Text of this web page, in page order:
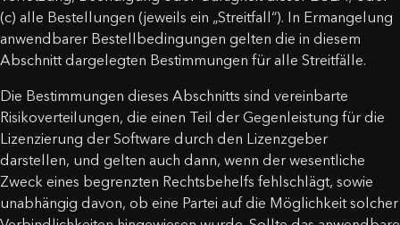
(c) alle Bestellungen (jeweils ein „Streitfall“). In Ermangelung
anwendbarer Bestellbedingungen gelten die in diesem
Abschnitt dargelegten Bestimmungen für alle Streitfälle.
Die Bestimmungen dieses Abschnitts sind vereinbarte
Risikoverteilungen, die einen Teil der Gegenleistung für die
Lizenzierung der Software durch den Lizenzgeber
darstellen, und gelten auch dann, wenn der wesentliche
Zweck eines begrenzten Rechtsbehelfs fehlschlägt, sowie
unabhängig davon, ob eine Partei auf die Möglichkeit solcher